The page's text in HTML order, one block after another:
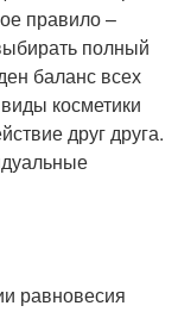
правило –
полный
баланс всех
косметики
друг друга.
равновесия